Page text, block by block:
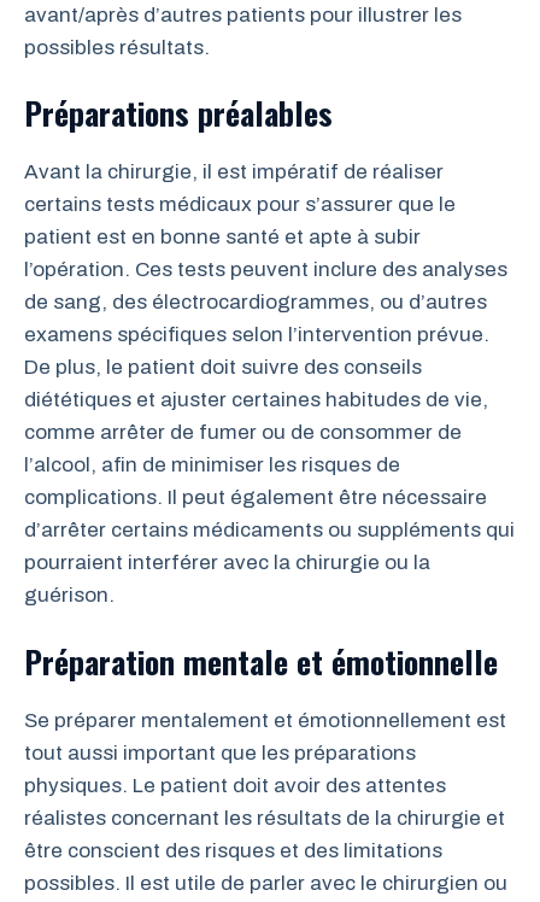
avant/après d’autres patients pour illustrer les
possibles résultats.
Préparations préalables
Avant la chirurgie, il est impératif de réaliser
certains tests médicaux pour s’assurer que le
patient est en bonne santé et apte à subir
l’opération. Ces tests peuvent inclure des analyses
de sang, des électrocardiogrammes, ou d’autres
examens spécifiques selon l’intervention prévue.
De plus, le patient doit suivre des conseils
diététiques et ajuster certaines habitudes de vie,
comme arrêter de fumer ou de consommer de
l’alcool, afin de minimiser les risques de
complications. Il peut également être nécessaire
d’arrêter certains médicaments ou suppléments qui
pourraient interférer avec la chirurgie ou la
guérison.
Préparation mentale et émotionnelle
Se préparer mentalement et émotionnellement est
tout aussi important que les préparations
physiques. Le patient doit avoir des attentes
réalistes concernant les résultats de la chirurgie et
être conscient des risques et des limitations
possibles. Il est utile de parler avec le chirurgien ou